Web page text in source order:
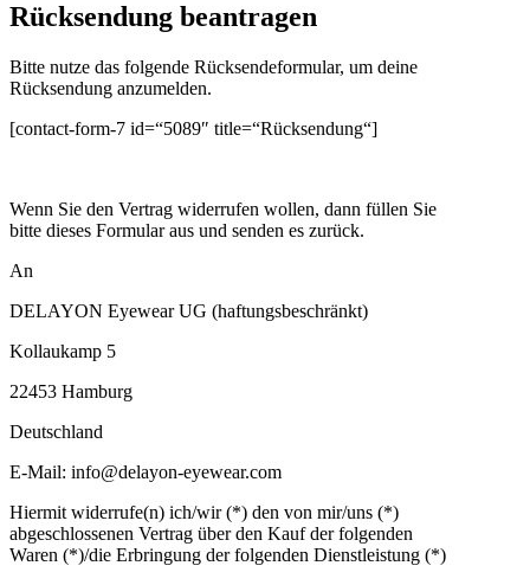
Rücksendung beantragen
Bitte nutze das folgende Rücksendeformular, um deine
Rücksendung anzumelden.
[contact-form-7 id=“5089″ title=“Rücksendung“]
Wenn Sie den Vertrag widerrufen wollen, dann füllen Sie
bitte dieses Formular aus und senden es zurück.
An
DELAYON Eyewear UG (haftungsbeschränkt)
Kollaukamp 5
22453 Hamburg
Deutschland
E-Mail: info@delayon-eyewear.com
Hiermit widerrufe(n) ich/wir (*) den von mir/uns (*)
abgeschlossenen Vertrag über den Kauf der folgenden
Waren (*)/die Erbringung der folgenden Dienstleistung (*)